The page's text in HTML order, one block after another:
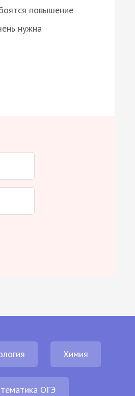
повышение
нужна
Химия
ОГЭ